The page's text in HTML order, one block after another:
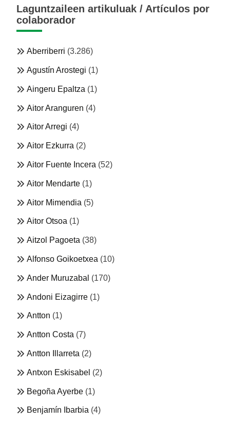
Laguntzaileen artikuluak / Artículos por
colaborador
Aberriberri (3.286)
Agustín Arostegi (1)
Aingeru Epaltza (1)
Aitor Aranguren (4)
Aitor Arregi (4)
Aitor Ezkurra (2)
Aitor Fuente Incera (52)
Aitor Mendarte (1)
Aitor Mimendia (5)
Aitor Otsoa (1)
Aitzol Pagoeta (38)
Alfonso Goikoetxea (10)
Ander Muruzabal (170)
Andoni Eizagirre (1)
Antton (1)
Antton Costa (7)
Antton Illarreta (2)
Antxon Eskisabel (2)
Begoña Ayerbe (1)
Benjamín Ibarbia (4)